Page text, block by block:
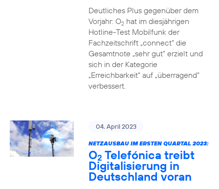
Deutliches Plus gegenüber dem
Vorjahr: O2hat im diesjährigen
Hotline-Test Mobilfunk der
Fachzeitschrift „connect“ die
Gesamtnote „sehr gut“ erzielt und
sich in der Kategorie
„Erreichbarkeit“ auf „überragend“
verbessert.
04. April 2023
NETZAUSBAU IM ERSTEN QUARTAL 2023:
O2 Telefónica treibt
Digitalisierung in
Deutschland voran